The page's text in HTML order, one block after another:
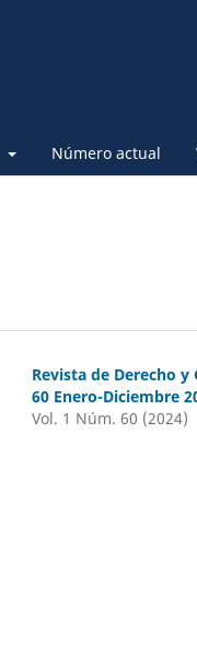
Número actual
Revista de Derecho
60 Enero-Diciembre
Vol. 1 Núm. 60 (2024)